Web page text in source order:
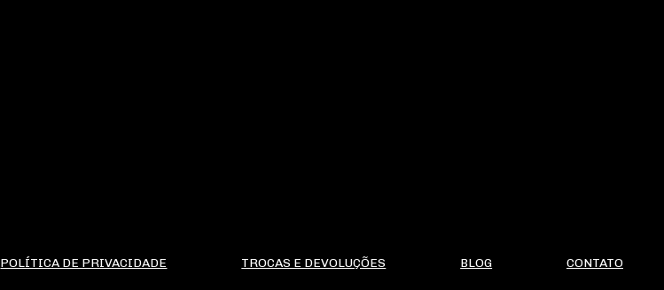
POLÍTICA DE PRIVACIDADE TROCAS E DEVOLUÇÕES BLOG CONTATO